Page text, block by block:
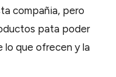
compañia, pero
pata poder
lo que ofrecen y la